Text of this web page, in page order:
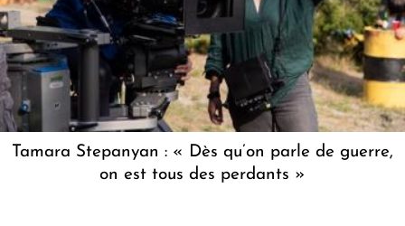
Tamara Stepanyan : « Dès qu’on parle de guerre,
on est tous des perdants »